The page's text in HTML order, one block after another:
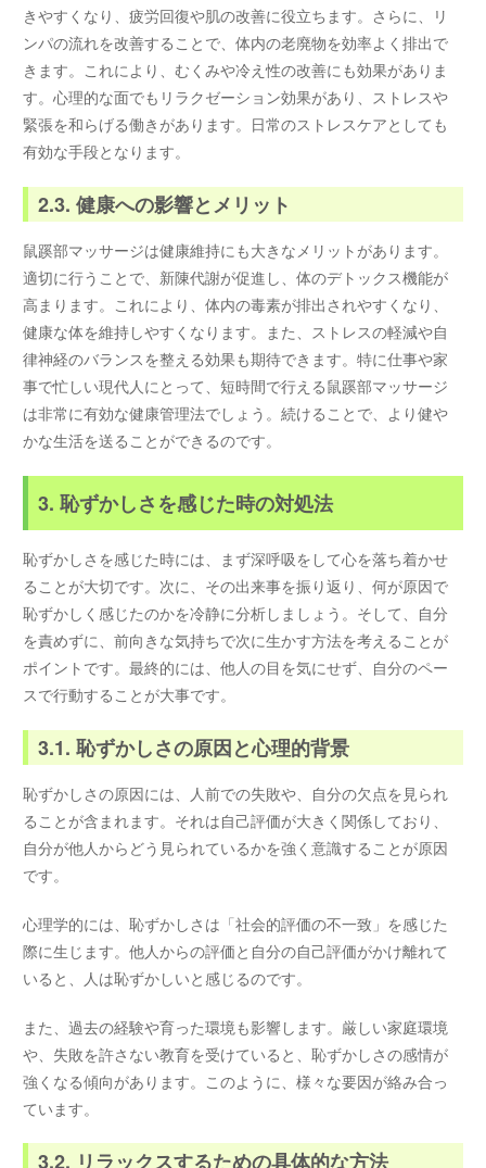
きやすくなり、疲労回復や肌の改善に役立ちます。さらに、リ
ンパの流れを改善することで、体内の老廃物を効率よく排出で
きます。これにより、むくみや冷え性の改善にも効果がありま
す。心理的な面でもリラクゼーション効果があり、ストレスや
緊張を和らげる働きがあります。日常のストレスケアとしても
有効な手段となります。
2.3. 健康への影響とメリット
鼠蹊部マッサージは健康維持にも大きなメリットがあります。
適切に行うことで、新陳代謝が促進し、体のデトックス機能が
高まります。これにより、体内の毒素が排出されやすくなり、
健康な体を維持しやすくなります。また、ストレスの軽減や自
律神経のバランスを整える効果も期待できます。特に仕事や家
事で忙しい現代人にとって、短時間で行える鼠蹊部マッサージ
は非常に有効な健康管理法でしょう。続けることで、より健や
かな生活を送ることができるのです。
3. 恥ずかしさを感じた時の対処法
恥ずかしさを感じた時には、まず深呼吸をして心を落ち着かせ
ることが大切です。次に、その出来事を振り返り、何が原因で
恥ずかしく感じたのかを冷静に分析しましょう。そして、自分
を責めずに、前向きな気持ちで次に生かす方法を考えることが
ポイントです。最終的には、他人の目を気にせず、自分のペー
スで行動することが大事です。
3.1. 恥ずかしさの原因と心理的背景
恥ずかしさの原因には、人前での失敗や、自分の欠点を見られ
ることが含まれます。それは自己評価が大きく関係しており、
自分が他人からどう見られているかを強く意識することが原因
です。
心理学的には、恥ずかしさは「社会的評価の不一致」を感じた
際に生じます。他人からの評価と自分の自己評価がかけ離れて
いると、人は恥ずかしいと感じるのです。
また、過去の経験や育った環境も影響します。厳しい家庭環境
や、失敗を許さない教育を受けていると、恥ずかしさの感情が
強くなる傾向があります。このように、様々な要因が絡み合っ
ています。
3.2. リラックスするための具体的な方法